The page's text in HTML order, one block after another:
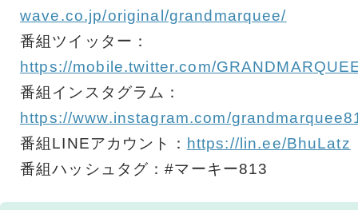
wave.co.jp/original/grandmarquee/
番組ツイッター：
https://mobile.twitter.com/
番組インスタグラム：
https://www.instagram.com/
番組LINEアカウント： https://lin.ee/BhuLatz
番組ハッシュタグ：#マーキー813